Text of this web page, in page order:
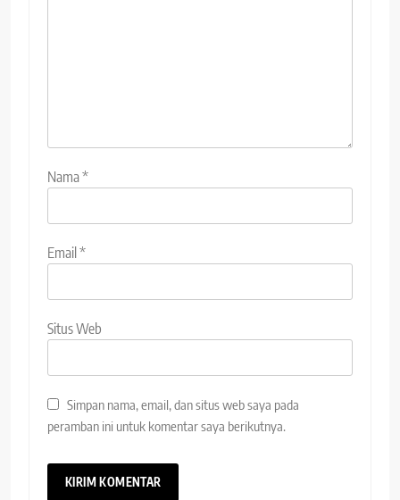
Nama*
Email*
Situs Web
Simpan nama, email, dan situs web saya pada
peramban ini untuk komentar saya berikutnya.